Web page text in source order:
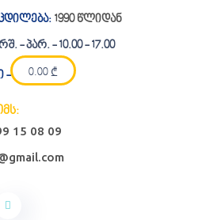
1990 წლიდან
- პარ. - 10.00 - 17.00
- 0.00 ₾
15 08 09